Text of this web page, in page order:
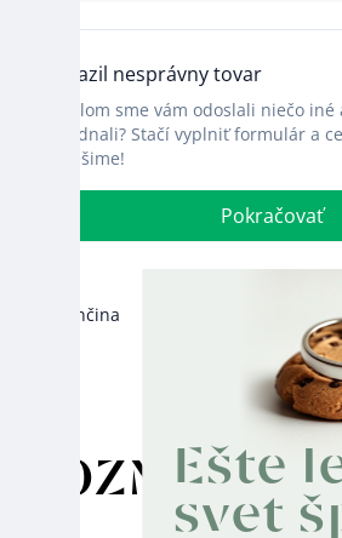
Ešte
svet
Retino
POZNÁMKA